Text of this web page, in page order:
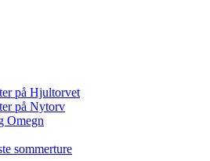
på Hjultorvet
på Nytorv
Omegn
sommerture